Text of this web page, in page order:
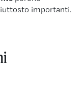
importanti.